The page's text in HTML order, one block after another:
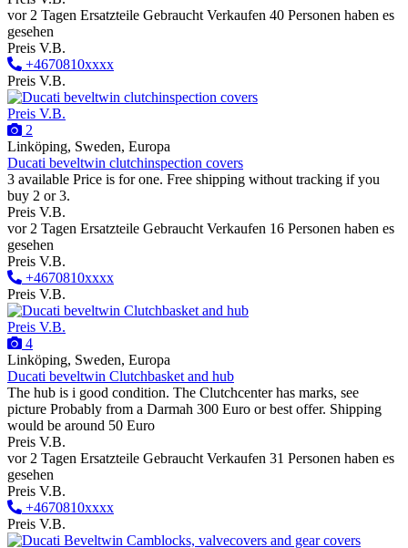
vor 2 Tagen Ersatzteile Gebraucht Verkaufen 40 Personen haben es
gesehen
Preis V.B.
+4670810xxxx
Preis V.B.
Preis V.B.
2
Linköping, Sweden, Europa
Ducati beveltwin clutchinspection covers
3 available Price is for one. Free shipping without tracking if you
buy 2 or 3.
Preis V.B.
vor 2 Tagen Ersatzteile Gebraucht Verkaufen 16 Personen haben es
gesehen
Preis V.B.
+4670810xxxx
Preis V.B.
Preis V.B.
4
Linköping, Sweden, Europa
Ducati beveltwin Clutchbasket and hub
The hub is i good condition. The Clutchcenter has marks, see
picture Probably from a Darmah 300 Euro or best offer. Shipping
would be around 50 Euro
Preis V.B.
vor 2 Tagen Ersatzteile Gebraucht Verkaufen 31 Personen haben es
gesehen
Preis V.B.
+4670810xxxx
Preis V.B.